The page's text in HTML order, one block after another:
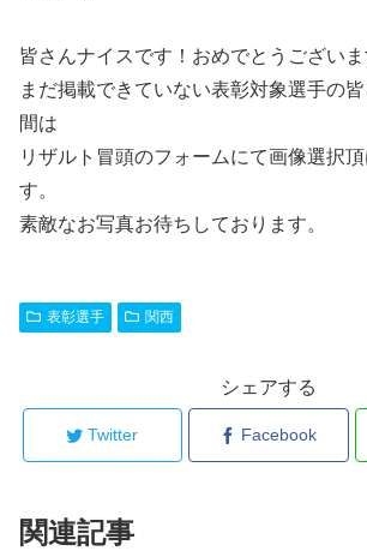
皆さんナイスです！おめでとうございま
まだ掲載できていない表彰対象選手の
間は
リザルト冒頭のフォームにて画像選択
す。
素敵なお写真お待ちしております。
表彰選手 関西
シェアする
Twitter Facebook
関連記事